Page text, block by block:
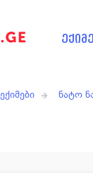
ექიმები ნატო